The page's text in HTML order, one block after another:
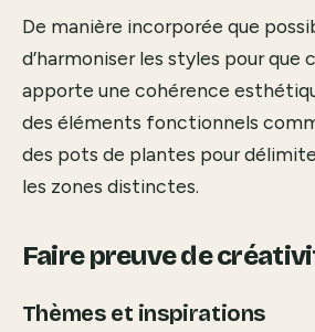
De manière incorporée que
d’harmoniser les styles pour que
apporte une cohérence
des éléments fonctionnels
des pots de plantes pour
les zones distinctes.
Faire preuve de
Thèmes et inspirations